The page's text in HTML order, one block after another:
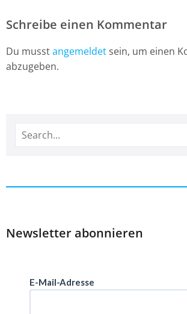
Schreibe einen Kommentar
Du musstangemeldet sein, um einen
abzugeben.
Newsletter abonnieren